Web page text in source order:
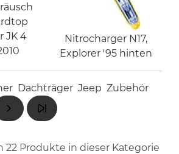
JK 4
Nitrocharger N17,
Explorer '95 hinten
Dachträger Jeep Zubehör
22 Produkte in dieser Kategorie